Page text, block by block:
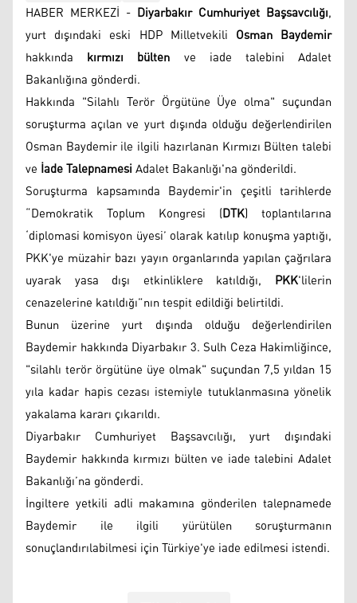
HABER MERKEZİ - Diyarbakır Cumhuriyet Başsavcılığı,
yurt dışındaki eski HDP Milletvekili Osman Baydemir
hakkında kırmızı bülten ve iade talebini Adalet
Bakanlığına gönderdi.
Hakkında "Silahlı Terör Örgütüne Üye olma" suçundan
soruşturma açılan ve yurt dışında olduğu değerlendirilen
Osman Baydemir ile ilgili hazırlanan Kırmızı Bülten talebi
ve İade TalepnamesiAdalet Bakanlığı'na gönderildi.
Soruşturma kapsamında Baydemir'in çeşitli tarihlerde
“Demokratik Toplum Kongresi (DTK) toplantılarına
‘diplomasi komisyon üyesi’ olarak katılıp konuşma yaptığı,
PKK'ye müzahir bazı yayın organlarında yapılan çağrılara
uyarak yasa dışı etkinliklere katıldığı, PKK'lilerin
cenazelerine katıldığı”nın tespit edildiği belirtildi.
Bunun üzerine yurt dışında olduğu değerlendirilen
Baydemir hakkında Diyarbakır 3. Sulh Ceza Hakimliğince,
"silahlı terör örgütüne üye olmak" suçundan 7,5 yıldan 15
yıla kadar hapis cezası istemiyle tutuklanmasına yönelik
yakalama kararı çıkarıldı.
Diyarbakır Cumhuriyet Başsavcılığı, yurt dışındaki
Baydemir hakkında kırmızı bülten ve iade talebini Adalet
Bakanlığı’na gönderdi.
İngiltere yetkili adli makamına gönderilen talepnamede
Baydemir ile ilgili yürütülen soruşturmanın
sonuçlandırılabilmesi için Türkiye'ye iade edilmesi istendi.